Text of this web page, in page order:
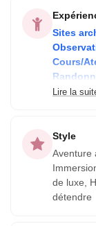
Sites
Cours/
Lire la
Style
Aventure
de luxe,
détendre